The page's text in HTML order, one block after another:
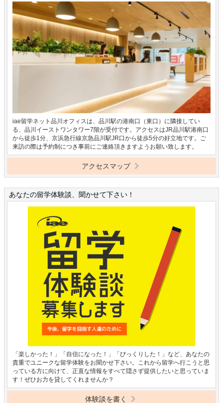
iae留学ネット品川オフィスは、品川駅の港南口（東口）に隣接してい
る、品川イーストワンタワー7階が受付です。アクセスはJR品川駅港南口
から徒歩1分、京浜急行線京急品川駅JR口から徒歩5分の好立地です。ご
来訪の際は予約制につき事前にご連絡頂きますようお願い致します。
アクセスマップ
あなたの留学体験談、聞かせて下さい！
「楽しかった！」「自信になった！」「びっくりした！」など、あなたの
貴重でユニークな留学体験をお聞かせ下さい。これから留学へ行こうと思
っている方に向けて、正直な情報をすべて隠さず提供したいと思っていま
す！ぜひお力を貸してくれませんか？
体験談を書く